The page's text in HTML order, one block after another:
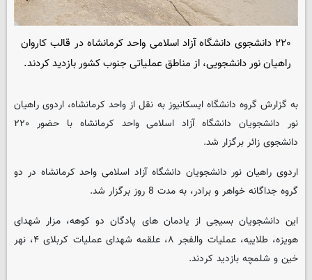
۲۲۰ دانشجوی دانشگاه آزاد اسلامی واحد کرمانشاه در قالب کاروان
راهیان نور دانشجویی، از مناطق عملیاتی جنوب کشور بازدید کردند.
به گزارش گروه دانشگاه ایسکانیوز به نقل از واحد کرمانشاه، اردوی راهیان
نور دانشجویان دانشگاه آزاد اسلامی واحد کرمانشاه با حضور ۲۲۰
دانشجوی زائر برگزار شد.
اردوی راهیان نور دانشجویان دانشگاه آزاد اسلامی واحد کرمانشاه در دو
گروه جداگانه خواهر و برادر، به مدت 8 روز برگزار شد.
این دانشجویان بسیجی از یادمان های پادگان دو کوهه، مزار شهدای
هویزه، طلاییه، عملیات والفجر ۸، علقمه شهدای عملیات کربلای ۴، نهر
خین و شلمچه بازدید کردند.